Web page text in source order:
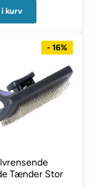
kurv
- 16%
Tænder Stor